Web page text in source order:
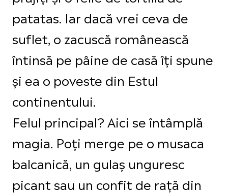
patatas. Iar dacă vrei ceva de
suflet, o zacuscă românească
întinsă pe pâine de casă îți spune
și ea o poveste din Estul
continentului.
Felul principal? Aici se întâmplă
magia. Poți merge pe o musaca
balcanică, un gulaș unguresc
picant sau un confit de rață din